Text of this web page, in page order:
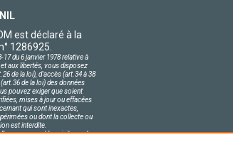
est déclaré à la
1286925.
17 du 6 janvier 1978 relative à
aux libertés, vous disposez
de la loi), d'accès (art.34 à 38
de la loi) des données
pouvez exiger que soient
mises à jour ou effacées
qui sont inexactes,
ou dont la collecte ou
est interdite.
concernant les visiteurs de